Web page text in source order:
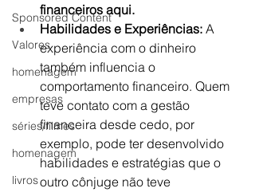
Sponsored Content
Valores
homenagem
empresas
séries/filmes
homenagem
livros
financeiros aqui.
Habilidades e Experiências: A
experiência com o dinheiro
também influencia o
comportamento financeiro. Quem
teve contato com a gestão
financeira desde cedo, por
exemplo, pode ter desenvolvido
habilidades e estratégias que o
outro cônjuge não teve